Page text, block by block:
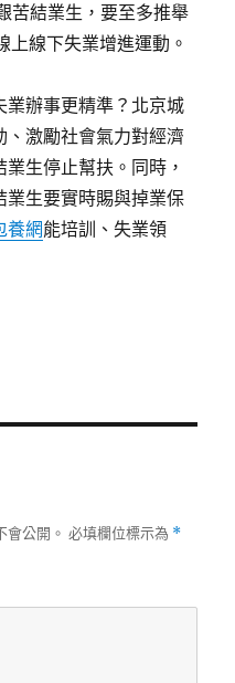
苦結業生，要至多推舉
上線下失業增進運動。
業辦事更精準？北京城
、激勵社會氣力對經濟
生停止幫扶。同時，
業生要實時賜與掉業保
養網能培訓、失業領
會公開。 必填欄位標示為 *